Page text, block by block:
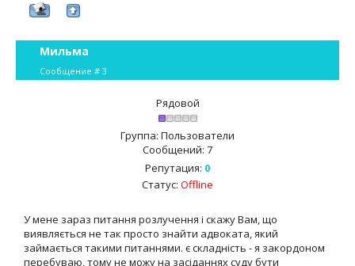
Мильма
Сообщение # 3
Рядовой
Группа: Пользователи
Сообщений: 7
Репутация: 0
Статус: Offline
У мене зараз питання розлучення і скажу Вам, що
виявляється не так просто знайти адвоката, який
займається такими питаннями. є складність - я закордоном
перебуваю, тому не можу на засіданнях суду бути